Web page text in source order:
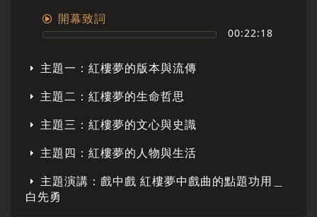
開幕致詞
00:22:18
主題一：紅樓夢的版本與流傳
主題二：紅樓夢的生命哲思
主題三：紅樓夢的文心與史識
主題四：紅樓夢的人物與生活
主題演講：戲中戲 紅樓夢中戲曲的點題功用＿
白先勇